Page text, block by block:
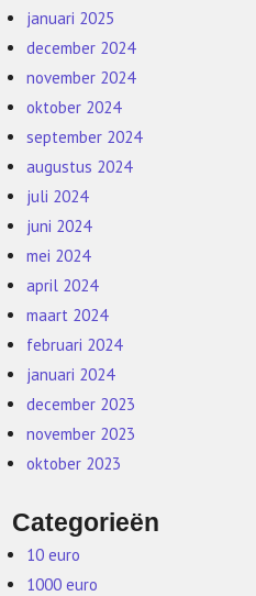
januari 2025
december 2024
november 2024
oktober 2024
september 2024
augustus 2024
juli 2024
juni 2024
mei 2024
april 2024
maart 2024
februari 2024
januari 2024
december 2023
november 2023
oktober 2023
Categorieën
10 euro
1000 euro